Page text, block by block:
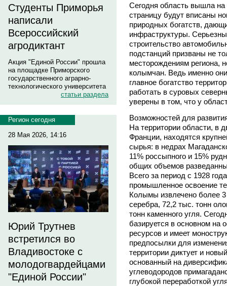
Студенты Приморья
написали
Всероссийский
агродиктант
Акция "Единой России" прошла
на площадке Приморского
государственного аграрно-
технологического университета
статьи раздела
Регион сегодня
28 Мая 2026, 14:16
Юрий Трутнев
встретился во
Владивостоке с
молодогвардейцами
"Единой России"
Сегодня область вышла на
страницу будут вписаны
природных богатств,
инфраструктуры.
строительство
подстанций призваны не
месторождениям региона,
колымчан. Ведь именно
главное богатство
работать в суровых
уверены в том, что у
Возможностей для
На территории области, в
Франции, находятся
сырья: в недрах
11% россыпного и 15%
общих объемов
Всего за период с 1928
промышленное освоение
Колымы извлечено более 3
серебра, 72,2 тыс. тонн
тонн каменного угля.
базируется в основном на
ресурсов и имеет
предпосылки для
территории диктует и
основанный на
углеводородов
глубокой переработкой